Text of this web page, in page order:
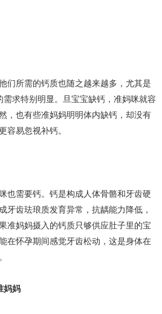
所需的钙质也随之越来越多，尤其是
求特别明显。旦宝宝缺钙，准妈咪就容
，也有些准妈妈明明体内缺钙，却没有
容易忽视补钙。
需要钙。钙是构成人体骨骼和牙齿硬
牙齿珐琅质发育异常，抗龋能力降低，
准妈妈摄入的钙质只够供应肚子里的宝
在怀孕期间感觉牙齿松动，这是身体在
妈